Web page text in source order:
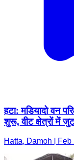
हटा: मडियादो वन
शुरू, वीट क्षेत्रों में
Hatta, Damoh | Feb